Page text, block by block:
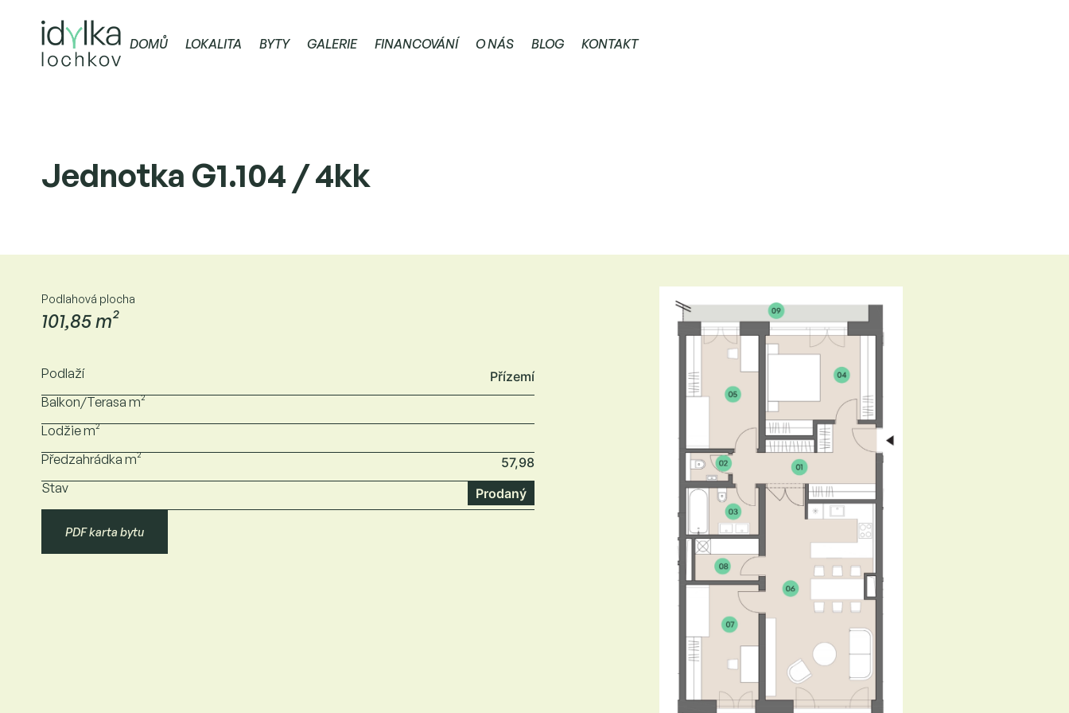
DOMŮ LOKALITA BYTY GALERIE FINANCOVÁNÍ O NÁS BLOG KONTAKT
Jednotka G1.104 / 4kk
Podlahová plocha
101,85 m²
Podlaží
Přízemí
Balkon/Terasa m²
Lodžie m²
Předzahrádka m²
57,98
Stav
Prodaný
PDF karta bytu